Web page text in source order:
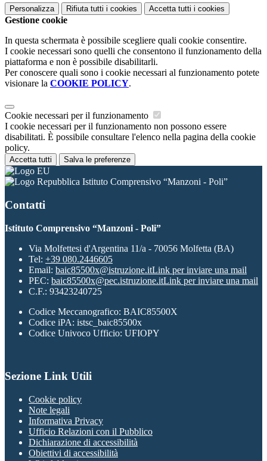
Personalizza Rifiuta tutti i cookies Accetta tutti i cookies
Gestione cookie
In questa schermata è possibile scegliere quali cookie consentire.
I cookie necessari sono quelli che consentono il funzionamento della
piattaforma e non è possibile disabilitarli.
Per conoscere quali sono i cookie necessari al funzionamento potete
visionare la COOKIE POLICY.
Cookie necessari per il funzionamento
I cookie necessari per il funzionamento non possono essere
disabilitati. È possibile consultare l'elenco nella pagina della cookie
policy.
Accetta tutti Salva le preferenze
Istituto Comprensivo “Manzoni - Poli”
Contatti
Istituto Comprensivo “Manzoni - Poli”
Via Molfettesi d'Argentina 11/a - 70056 Molfetta (BA)
Tel: +39 080.2446605
Email: baic85500x@istruzione.itLink per inviare una mail
PEC: baic85500x@pec.istruzione.itLink per inviare una mail
C.F.: 93423240725
Codice Meccanografico: BAIC85500X
Codice iPA: istsc_baic85500x
Codice Univoco Ufficio: UFIOPY
Sezione Link Utili
Cookie policy
Note legali
Informativa Privacy
Ufficio Relazioni con il Pubblico
Dichiarazione di accessibilità
Obiettivi di accessibilità